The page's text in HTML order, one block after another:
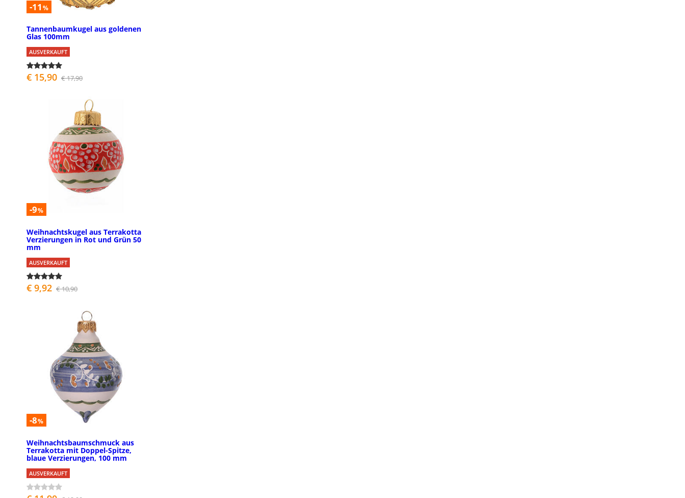
-11 %
Tannenbaumkugel aus goldenen
Glas 100mm
AUSVERKAUFT
€ 15,90 € 17,90
-9%
Weihnachtskugel aus Terrakotta
Verzierungen in Rot und Grün 50
mm
AUSVERKAUFT
€ 9,92 € 10,90
-8%
Weihnachtsbaumschmuck aus
Terrakotta mit Doppel-Spitze,
blaue Verzierungen, 100 mm
AUSVERKAUFT